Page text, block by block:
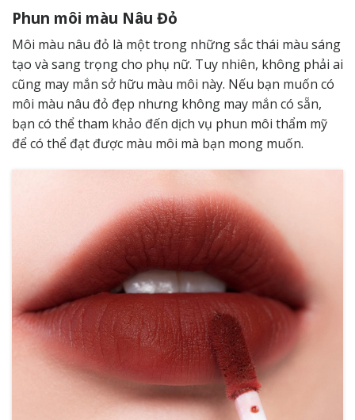
Phun môi màu Nâu Đỏ
Môi màu nâu đỏ là một trong những sắc thái màu sáng
tạo và sang trọng cho phụ nữ. Tuy nhiên, không phải ai
cũng may mắn sở hữu màu môi này. Nếu bạn muốn có
môi màu nâu đỏ đẹp nhưng không may mắn có sẵn,
bạn có thể tham khảo đến dịch vụ phun môi thẩm mỹ
để có thể đạt được màu môi mà bạn mong muốn.